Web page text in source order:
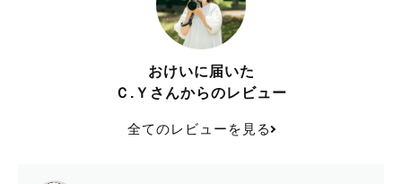
おけいに届いた
Ｃ.Ｙさんからのレビュー
全てのレビューを見る